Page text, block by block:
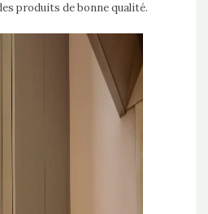
produits de bonne qualité.